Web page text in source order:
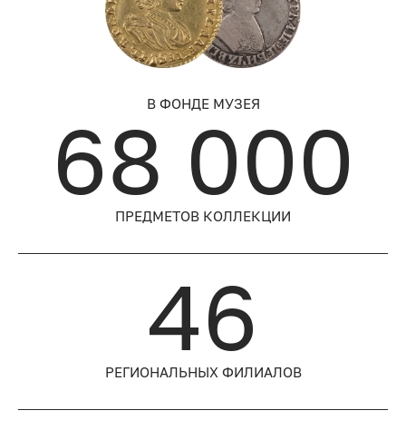
В ФОНДЕ МУЗЕЯ
68 000
ПРЕДМЕТОВ КОЛЛЕКЦИИ
46
РЕГИОНАЛЬНЫХ ФИЛИАЛОВ